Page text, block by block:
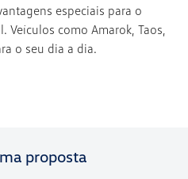
especiais para o
como Amarok, Taos,
o seu dia a dia.
proposta